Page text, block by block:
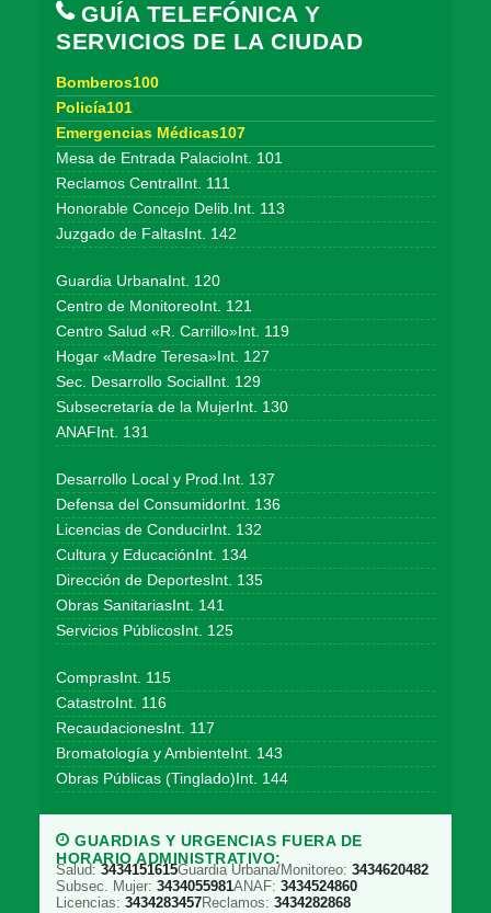
GUÍA TELEFÓNICA Y
SERVICIOS DE LA CIUDAD
Bomberos100
Policía101
Emergencias Médicas107
Mesa de Entrada PalacioInt. 101
Reclamos CentralInt. 111
Honorable Concejo Delib.Int. 113
Juzgado de FaltasInt. 142
Guardia UrbanaInt. 120
Centro de MonitoreoInt. 121
Centro Salud «R. Carrillo»Int. 119
Hogar «Madre Teresa»Int. 127
Sec. Desarrollo SocialInt. 129
Subsecretaría de la MujerInt. 130
ANAFInt. 131
Desarrollo Local y Prod.Int. 137
Defensa del ConsumidorInt. 136
Licencias de ConducirInt. 132
Cultura y EducaciónInt. 134
Dirección de DeportesInt. 135
Obras SanitariasInt. 141
Servicios PúblicosInt. 125
ComprasInt. 115
CatastroInt. 116
RecaudacionesInt. 117
Bromatología y AmbienteInt. 143
Obras Públicas (Tinglado)Int. 144
GUARDIAS Y URGENCIAS FUERA DE
HORARIO ADMINISTRATIVO:
Salud: 3434151615Guardia Urbana/Monitoreo: 3434620482
Subsec. Mujer: 3434055981ANAF: 3434524860
Licencias: 3434283457Reclamos: 3434282868